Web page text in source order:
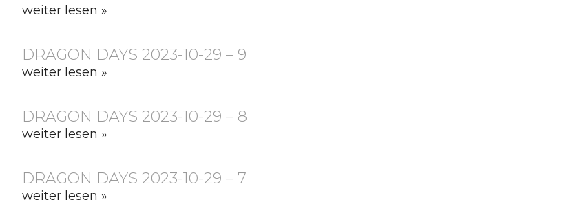
weiter lesen »
DRAGON DAYS 2023-10-29 – 9
weiter lesen »
DRAGON DAYS 2023-10-29 – 8
weiter lesen »
DRAGON DAYS 2023-10-29 – 7
weiter lesen »